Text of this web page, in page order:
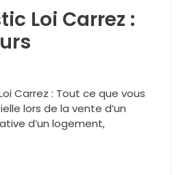
Loi Carrez :
Carrez : Tout ce que vous
lors de la vente d’un
d’un logement,